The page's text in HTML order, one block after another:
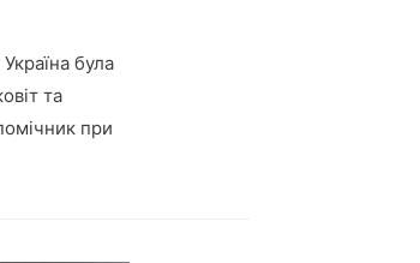
була
та
при